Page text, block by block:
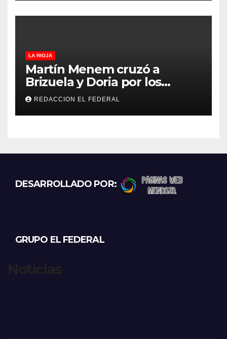
LA RIOJA
Martín Menem cruzó a
Brizuela y Doria por los
incendios en Guanchín:
“Miente descaradamente”
REDACCION EL FEDERAL
DESARROLLADO POR:
GRUPO EL FEDERAL